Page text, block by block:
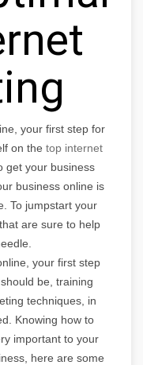
your first step for
on the top internet
get your business
business online is
To jumpstart your
are sure to help
your first step
be, training
techniques, in
Knowing how to
important to your
here are some